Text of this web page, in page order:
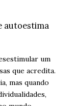
autoestima
um
que acredita.
mas quando